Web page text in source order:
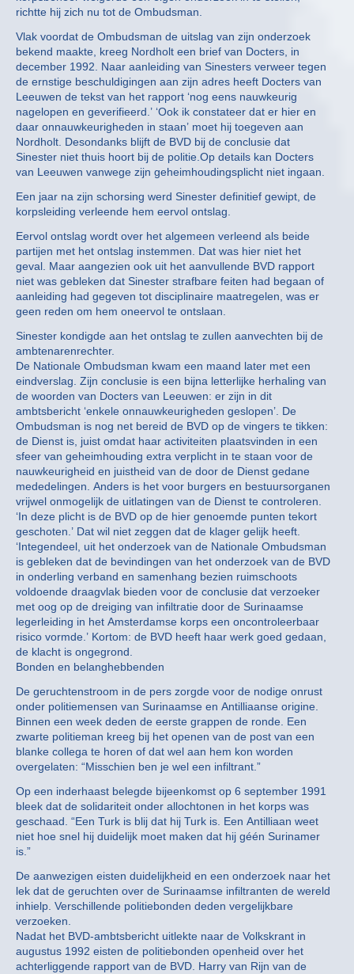
richtte hij zich nu tot de Ombudsman.
Vlak voordat de Ombudsman de uitslag van zijn onderzoek
bekend maakte, kreeg Nordholt een brief van Docters, in
december 1992. Naar aanleiding van Sinesters verweer tegen
de ernstige beschuldigingen aan zijn adres heeft Docters van
Leeuwen de tekst van het rapport ‘nog eens nauwkeurig
nagelopen en geverifieerd.’ ‘Ook ik constateer dat er hier en
daar onnauwkeurigheden in staan’ moet hij toegeven aan
Nordholt. Desondanks blijft de BVD bij de conclusie dat
Sinester niet thuis hoort bij de politie.Op details kan Docters
van Leeuwen vanwege zijn geheimhoudingsplicht niet ingaan.
Een jaar na zijn schorsing werd Sinester definitief gewipt, de
korpsleiding verleende hem eervol ontslag.
Eervol ontslag wordt over het algemeen verleend als beide
partijen met het ontslag instemmen. Dat was hier niet het
geval. Maar aangezien ook uit het aanvullende BVD rapport
niet was gebleken dat Sinester strafbare feiten had begaan of
aanleiding had gegeven tot disciplinaire maatregelen, was er
geen reden om hem oneervol te ontslaan.
Sinester kondigde aan het ontslag te zullen aanvechten bij de
ambtenarenrechter.
De Nationale Ombudsman kwam een maand later met een
eindverslag. Zijn conclusie is een bijna letterlijke herhaling van
de woorden van Docters van Leeuwen: er zijn in dit
ambtsbericht ‘enkele onnauwkeurigheden geslopen’. De
Ombudsman is nog net bereid de BVD op de vingers te tikken:
de Dienst is, juist omdat haar activiteiten plaatsvinden in een
sfeer van geheimhouding extra verplicht in te staan voor de
nauwkeurigheid en juistheid van de door de Dienst gedane
mededelingen. Anders is het voor burgers en bestuursorganen
vrijwel onmogelijk de uitlatingen van de Dienst te controleren.
‘In deze plicht is de BVD op de hier genoemde punten tekort
geschoten.’ Dat wil niet zeggen dat de klager gelijk heeft.
‘Integendeel, uit het onderzoek van de Nationale Ombudsman
is gebleken dat de bevindingen van het onderzoek van de BVD
in onderling verband en samenhang bezien ruimschoots
voldoende draagvlak bieden voor de conclusie dat verzoeker
met oog op de dreiging van infiltratie door de Surinaamse
legerleiding in het Amsterdamse korps een oncontroleerbaar
risico vormde.’ Kortom: de BVD heeft haar werk goed gedaan,
de klacht is ongegrond.
Bonden en belanghebbenden
De geruchtenstroom in de pers zorgde voor de nodige onrust
onder politiemensen van Surinaamse en Antilliaanse origine.
Binnen een week deden de eerste grappen de ronde. Een
zwarte politieman kreeg bij het openen van de post van een
blanke collega te horen of dat wel aan hem kon worden
overgelaten: “Misschien ben je wel een infiltrant.”
Op een inderhaast belegde bijeenkomst op 6 september 1991
bleek dat de solidariteit onder allochtonen in het korps was
geschaad. “Een Turk is blij dat hij Turk is. Een Antilliaan weet
niet hoe snel hij duidelijk moet maken dat hij géén Surinamer
is.”
De aanwezigen eisten duidelijkheid en een onderzoek naar het
lek dat de geruchten over de Surinaamse infiltranten de wereld
inhielp. Verschillende politiebonden deden vergelijkbare
verzoeken.
Nadat het BVD-ambtsbericht uitlekte naar de Volkskrant in
augustus 1992 eisten de politiebonden openheid over het
achterliggende rapport van de BVD. Harry van Rijn van de